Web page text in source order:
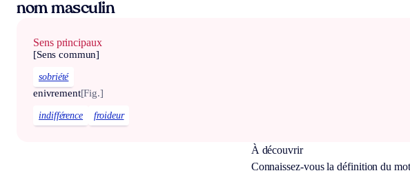
nom masculin
Sens principaux
[Sens commun]
sobriété
enivrement[Fig.]
indifférence froideur
À découvrir
Connaissez-vous la définition du mot